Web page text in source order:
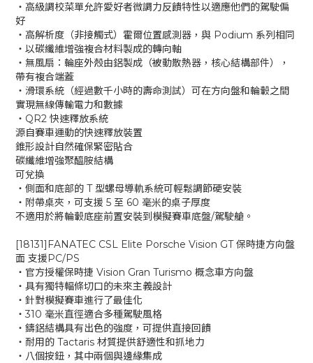
‧高級調校菜單允許愛好者微調力反饋特性以適應他們的駕駛偏
好
‧高解析度（非接觸式）霍爾位置感測器，與 Podium 系列相同
‧以碳纖維增強複合材料製成的轉向軸
‧無風扇：輪座外殼由鋁製成（被動散熱器，核心結構部件），
帶有複合端蓋
‧滑環系統（經過數千小時的壽命測試）可在方向盤和輪轂之間
實現無線傳輸電力和數據
‧QR2 快速釋放系統
源自賽車運動的快速釋放裝置
錐形設計自然確保緊密貼合
碳纖維增強聚醯胺結構
可兌換
‧側面和底部的 T 型螺母導軌系統可輕鬆調節硬安裝
‧附帶桌夾，可支援 5 至 60 毫米的桌子厚度
不適用於將輪轂底座前置安裝到模擬賽車底盤/駕駛艙。
[18131]FANATEC CSL Elite Porsche Vision GT 保時捷方向盤
面 支援PC/PS
‧官方授權保時捷 Vision Gran Turismo 概念車方向盤
‧具有獨特輻條切口的未來主義設計
‧針對模擬賽車進行了最佳化
‧310 毫米直徑適合多種駕駛風格
‧鑄鋁結構具有出色的強度，可提供直接回饋
‧耐用的 Tactaris 材質提供舒適性和抓地力
‧八個按鈕，其中兩個與邊緣集成